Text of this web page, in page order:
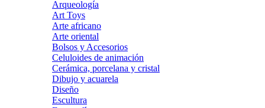
Arqueología
Art Toys
Arte africano
Arte oriental
Bolsos y Accesorios
Celuloides de animación
Cerámica, porcelana y cristal
Dibujo y acuarela
Diseño
Escultura